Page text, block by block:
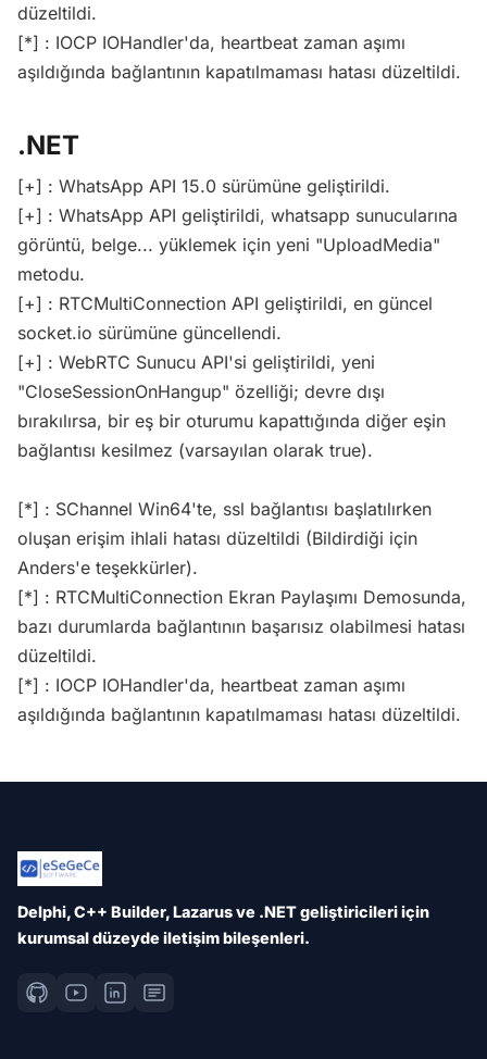
düzeltildi.
[*] : IOCP IOHandler'da, heartbeat zaman aşımı
aşıldığında bağlantının kapatılmaması hatası düzeltildi.
.NET
[+] : WhatsApp API 15.0 sürümüne geliştirildi.
[+] : WhatsApp API geliştirildi, whatsapp sunucularına
görüntü, belge... yüklemek için yeni "UploadMedia"
metodu.
[+] : RTCMultiConnection API geliştirildi, en güncel
socket.io sürümüne güncellendi.
[+] : WebRTC Sunucu API'si geliştirildi, yeni
"CloseSessionOnHangup" özelliği; devre dışı
bırakılırsa, bir eş bir oturumu kapattığında diğer eşin
bağlantısı kesilmez (varsayılan olarak true).
[*] : SChannel Win64'te, ssl bağlantısı başlatılırken
oluşan erişim ihlali hatası düzeltildi (Bildirdiği için
Anders'e teşekkürler).
[*] : RTCMultiConnection Ekran Paylaşımı Demosunda,
bazı durumlarda bağlantının başarısız olabilmesi hatası
düzeltildi.
[*] : IOCP IOHandler'da, heartbeat zaman aşımı
aşıldığında bağlantının kapatılmaması hatası düzeltildi.
Delphi, C++ Builder, Lazarus ve .NET geliştiricileri için
kurumsal düzeyde iletişim bileşenleri.